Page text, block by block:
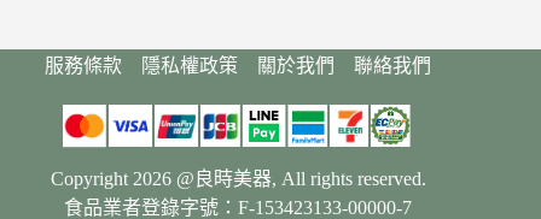
服務條款 隱私權政策 關於我們 聯絡我們
Copyright 2026 @良時美器, All rights reserved.
食品業者登錄字號：F-153423133-00000-7